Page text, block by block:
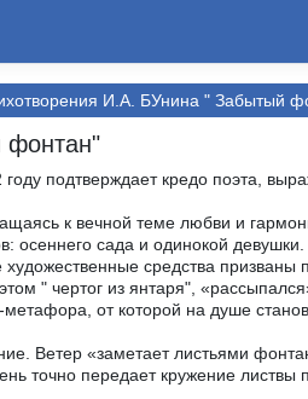
И.А. БУнина " Забытый
фонтан"
подтверждает кредо поэта,
к вечной теме любви и
осеннего сада и одинокой девушки.
средства призваны
" чертог из янтаря",
от которой на душе
Ветер «заметает листьями
точно передает кружение